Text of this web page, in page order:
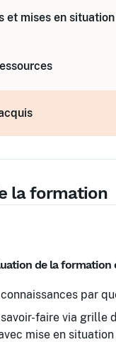
des
et mises en situation
sur des cas
et
la formation
de la
par
faire via grille
mise en